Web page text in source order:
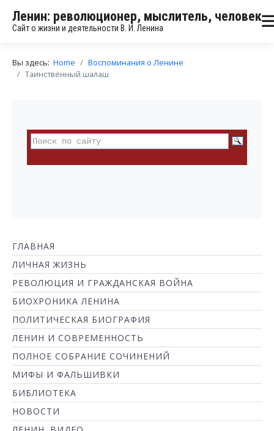
Ленин: революционер, мыслитель, человек
Сайт о жизни и деятельности В. И. Ленина
Вы здесь: Home
Воспоминания о Ленине
Таинственный шалаш
ГЛАВНАЯ
ЛИЧНАЯ ЖИЗНЬ
РЕВОЛЮЦИЯ И ГРАЖДАНСКАЯ ВОЙНА
БИОХРОНИКА ЛЕНИНА
ПОЛИТИЧЕСКАЯ БИОГРАФИЯ
ЛЕНИН И СОВРЕМЕННОСТЬ
ПОЛНОЕ СОБРАНИЕ СОЧИНЕНИЙ
МИФЫ И ФАЛЬШИВКИ
БИБЛИОТЕКА
НОВОСТИ